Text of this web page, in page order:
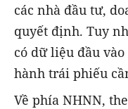
các nhà đầu tư,
quyết định. Tuy
có dữ liệu đầu
hành trái phiếu
Về phía NHNN,